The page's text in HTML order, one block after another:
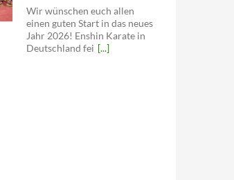
Wir wünschen euch allen
einen guten Start in das neues
Jahr 2026! Enshin Karate in
Deutschland fei [...]